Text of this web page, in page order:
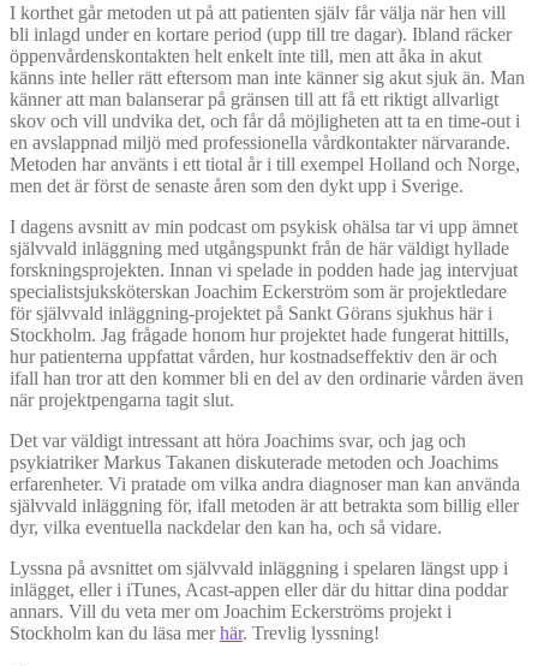
I korthet går metoden ut på att patienten själv får välja när hen vill
bli inlagd under en kortare period (upp till tre dagar). Ibland räcker
öppenvårdenskontakten helt enkelt inte till, men att åka in akut
känns inte heller rätt eftersom man inte känner sig akut sjuk än. Man
känner att man balanserar på gränsen till att få ett riktigt allvarligt
skov och vill undvika det, och får då möjligheten att ta en time-out i
en avslappnad miljö med professionella vårdkontakter närvarande.
Metoden har använts i ett tiotal år i till exempel Holland och Norge,
men det är först de senaste åren som den dykt upp i Sverige.
I dagens avsnitt av min podcast om psykisk ohälsa tar vi upp ämnet
självvald inläggning med utgångspunkt från de här väldigt hyllade
forskningsprojekten. Innan vi spelade in podden hade jag intervjuat
specialistsjuksköterskan Joachim Eckerström som är projektledare
för självvald inläggning-projektet på Sankt Görans sjukhus här i
Stockholm. Jag frågade honom hur projektet hade fungerat hittills,
hur patienterna uppfattat vården, hur kostnadseffektiv den är och
ifall han tror att den kommer bli en del av den ordinarie vården även
när projektpengarna tagit slut.
Det var väldigt intressant att höra Joachims svar, och jag och
psykiatriker Markus Takanen diskuterade metoden och Joachims
erfarenheter. Vi pratade om vilka andra diagnoser man kan använda
självvald inläggning för, ifall metoden är att betrakta som billig eller
dyr, vilka eventuella nackdelar den kan ha, och så vidare.
Lyssna på avsnittet om självvald inläggning i spelaren längst upp i
inlägget, eller i iTunes, Acast-appen eller där du hittar dina poddar
annars. Vill du veta mer om Joachim Eckerströms projekt i
Stockholm kan du läsa merhär. Trevlig lyssning!